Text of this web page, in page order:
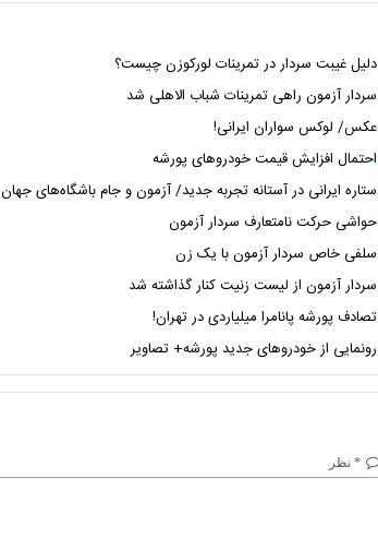
دلیل غیبت سردار در تمرینات لورکوزن چیست؟
سردار آزمون راهی تمرینات شباب الاهلی شد
عکس/ لوکس سواران ایرانی!
احتمال افزایش قیمت خودرو‌های پورشه
ستاره ایرانی در آستانه تجربه جدید/ آزمون و جام باشگاه‌های جهان
حواشی حرکت نامتعارف سردار آزمون
سلفی خاص سردار آزمون با یک زن
سردار آزمون از لیست زنیت کنار گذاشته شد
تصادف پورشه پانامرا میلیاردی در تهران!
رونمایی از خودروهای جدید پورشه+ تصاویر
* نظر